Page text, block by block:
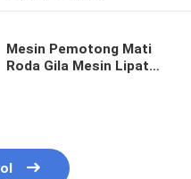
Mesin Pemotong Mati
Roda Gila Mesin Lipat